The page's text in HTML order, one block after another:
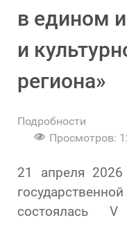
в едином
и
региона»
Подробности
Просмотров:
21 апреля 2026
состоялась V